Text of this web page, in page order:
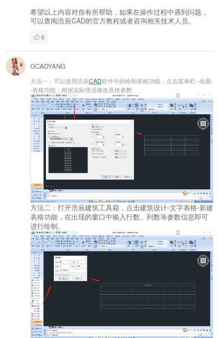
希望以上内容对你有所帮助，如果在操作过程中遇到问题，
可以查阅浩辰CAD的官方教程或者咨询相关技术人员。
0
GCADYANG
方法一：可以使用浩辰CAD软件中的绘制表格功能，点击菜单栏--绘图-
-表格功能，根据实际情况修改表格参数
方法二：打开浩辰建筑工具箱，点击建筑设计-文字表格-新建
表格功能，在出现的窗口中输入行数、列数等参数信息即可
进行绘制。